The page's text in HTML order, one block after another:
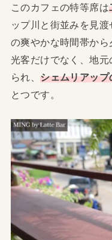
このカフェの特等席は
ップ川と街並みを見
の爽やかな時間帯か
光客だけでなく、地
られ、シェムリアッ
とつです。